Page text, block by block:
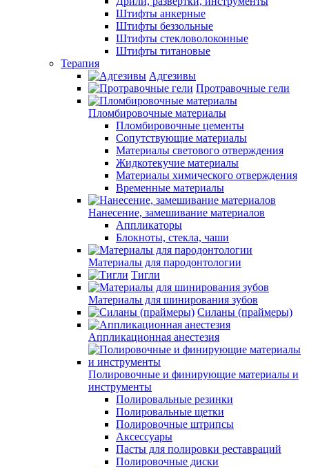
Штифты анкерные
Штифты беззольные
Штифты стекловолоконные
Штифты титановые
Терапия
Адгезивы
Протравочные гели
Пломбировочные материалы
Пломбировочные цементы
Сопутствующие материалы
Материалы светового отверждения
Жидкотекучие материалы
Материалы химического отверждения
Временные материалы
Нанесение, замешивание материалов
Аппликаторы
Блокноты, стекла, чаши
Материалы для пародонтологии
Тигли
Материалы для шинирования зубов
Силаны (праймеры)
Аппликационная анестезия
Полировочные и финирующие материалы и
инструменты
Полировальные резинки
Полировальные щетки
Полировочные штрипсы
Аксессуары
Пасты для полировки реставраций
Полировочные диски